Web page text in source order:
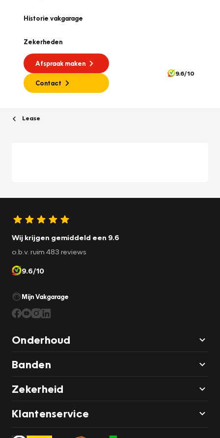
Historie vakgarage
Zekerheden
Afspraak maken
Contact
9.6/10
Lease
Wij krijgen gemiddeld een 9.6
o.b.v. ruim 483 reviews
9.6/10
Mijn Vakgarage
Onderhoud
Banden
Zekerheid
Klantenservice